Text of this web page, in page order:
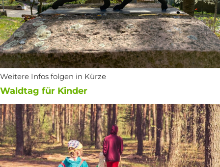
Weitere Infos folgen in Kürze
Waldtag für Kinder